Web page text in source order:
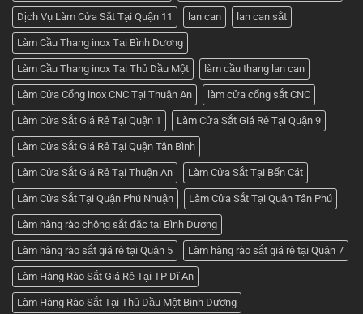
Dịch Vụ Làm Cửa Sắt Tại Quận 11 lan can lan can sắt
Làm Cầu Thang inox Tại Bình Dương
Làm Cầu Thang inox Tại Thủ Dầu Một làm cầu thang lan can
Làm Cửa Cổng inox CNC Tại Thuận An làm cửa cổng sắt CNC
Làm Cửa Sắt Giá Rẻ Tại Quận 1 Làm Cửa Sắt Giá Rẻ Tại Quận 9
Làm Cửa Sắt Giá Rẻ Tại Quận Tân Bình
Làm Cửa Sắt Giá Rẻ Tại Thuận An Làm Cửa Sắt Tại Bến Cát
Làm Cửa Sắt Tại Quận Phú Nhuận Làm Cửa Sắt Tại Quận Tân Phú
Làm hàng rào chông sắt đặc tại Bình Dương
Làm hàng rào sắt giá rẻ tại Quận 5 Làm hàng rào sắt giá rẻ tại Quận 7
Làm Hàng Rào Sắt Giá Rẻ Tại TP Dĩ An
Làm Hàng Rào Sắt Tại Thủ Dầu Một Bình Dương